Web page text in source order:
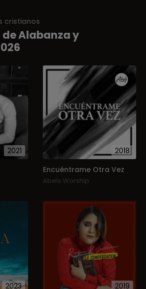
cristianos
Alabanza y
2021
2018
Encuéntrame Otra Vez
Abels Worship
2023 2019